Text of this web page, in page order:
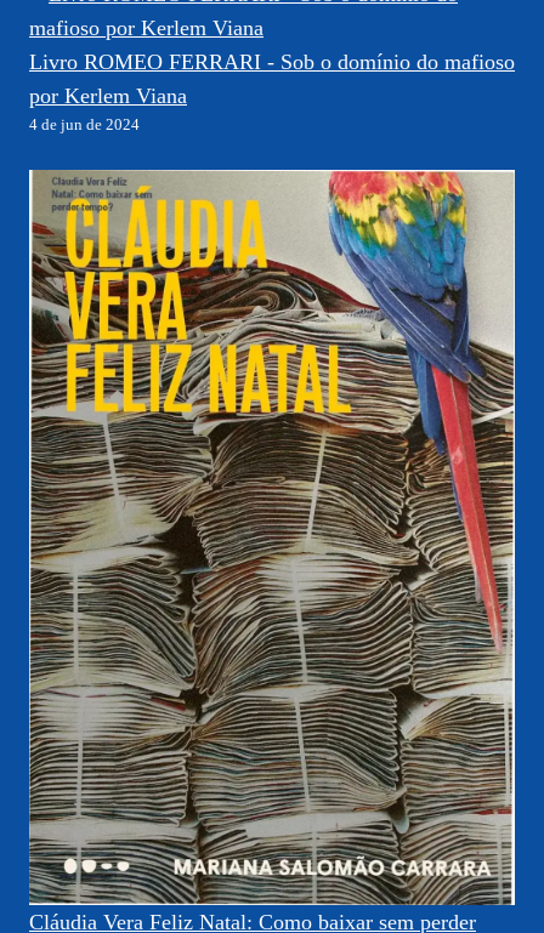
Livro ROMEO FERRARI - Sob o domínio do mafioso
por Kerlem Viana
4 de jun de 2024
Cláudia Vera Feliz Natal: Como baixar sem perder